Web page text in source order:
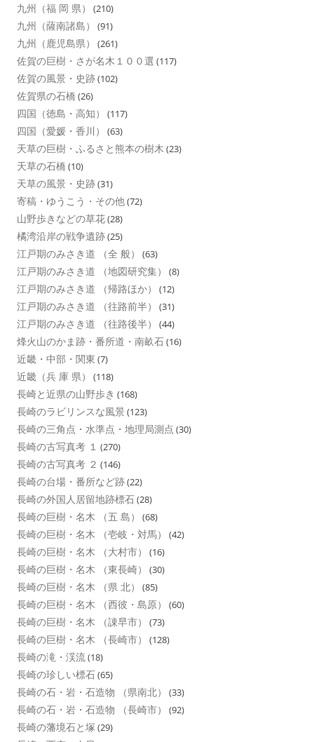
九州（福 岡 県） (210)
九州（薩南諸島） (91)
九州（鹿児島県） (261)
佐賀の巨樹・さが名木１００選 (117)
佐賀の風景・史跡(102)
佐賀県の石橋 (26)
四国（徳島・高知） (117)
四国（愛媛・香川） (63)
天草の巨樹・ふるさと熊本の樹木 (23)
天草の石橋 (10)
天草の風景・史跡(31)
寄稿・ゆうこう・その他(72)
山野歩きなどの草花(28)
橘湾沿岸の戦争遺跡(25)
江戸期のみさき道 （全 般） (63)
江戸期のみさき道 （地図研究集） (8)
江戸期のみさき道 （帰路ほか） (12)
江戸期のみさき道 （往路前半） (31)
江戸期のみさき道 （往路後半） (44)
烽火山のかま跡・番所道・南畝石(16)
近畿・中部・関東 (7)
近畿（兵 庫 県） (118)
長崎と近県の山野歩き (168)
長崎のラビリンスな風景 (123)
長崎の三角点・水準点・地理局測点 (30)
長崎の古写真考 １ (270)
長崎の古写真考 ２ (146)
長崎の台場・番所など跡(22)
長崎の外国人居留地跡標石(28)
長崎の巨樹・名木 （五 島） (68)
長崎の巨樹・名木 （壱岐・対馬） (42)
長崎の巨樹・名木 （大村市） (16)
長崎の巨樹・名木 （東長崎） (30)
長崎の巨樹・名木 （県 北） (85)
長崎の巨樹・名木 （西彼・島原） (60)
長崎の巨樹・名木 （諌早市） (73)
長崎の巨樹・名木 （長崎市） (128)
長崎の滝・渓流(18)
長崎の珍しい標石(65)
長崎の石・岩・石造物 （県南北） (33)
長崎の石・岩・石造物 （長崎市） (92)
長崎の藩境石と塚 (29)